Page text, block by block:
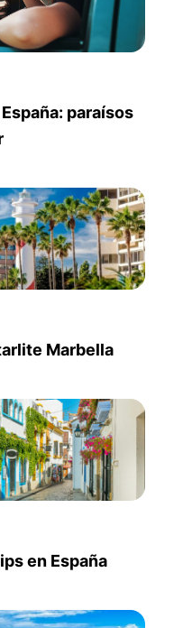
paraísos
Marbella
en España